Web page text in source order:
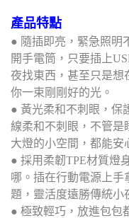
產品特點
● 隨插即亮，緊急照明
開手電筒，只要插上
夜找東西，甚至只是想
你一束剛剛好的光。
● 黃光柔和不刺眼，保
線柔和不刺眼，不管是
大燈的小空間，都能安
● 採用柔韌TPE材質燈
哪。插在行動電源上手
題，靈活度遠勝傳統小
● 極致輕巧，放進包包